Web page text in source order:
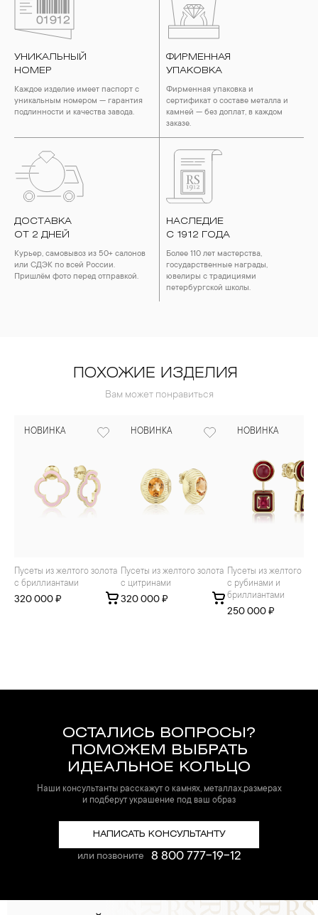
УНИКАЛЬНЫЙ
НОМЕР
Каждое изделие имеет паспорт с
уникальным номером — гарантия
подлинности и качества завода.
ФИРМЕННАЯ
УПАКОВКА
Фирменная упаковка и
сертификат о составе металла и
камней — без доплат, в каждом
заказе.
ДОСТАВКА
ОТ 2 ДНЕЙ
Курьер, самовывоз из 50+ салонов
или СДЭК по всей России.
Пришлём фото перед отправкой.
НАСЛЕДИЕ
С 1912 ГОДА
Более 110 лет мастерства,
государственные награды,
ювелиры с традициями
петербургской школы.
ПОХОЖИЕ ИЗДЕЛИЯ
Вам может понравиться
НОВИНКА
Пусеты из желтого золота
с бриллиантами
320 000 ₽
НОВИНКА
Пусеты из желтого золота
с цитринами
320 000 ₽
НОВИНКА
Пусеты из желтого золота
с рубинами и
бриллиантами
250 000 ₽
ОСТАЛИСЬ ВОПРОСЫ?
ПОМОЖЕМ ВЫБРАТЬ
ИДЕАЛЬНОЕ КОЛЬЦО
Наши консультанты расскажут о камнях, металлах,размерах
и подберут украшение под ваш образ
НАПИСАТЬ КОНСУЛЬТАНТУ
или позвоните 8 800 777-19-12